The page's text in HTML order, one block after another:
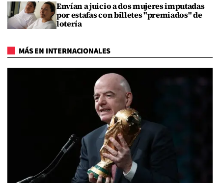
Envían a juicio a dos mujeres imputadas
por estafas con billetes "premiados" de
lotería
MÁS EN INTERNACIONALES